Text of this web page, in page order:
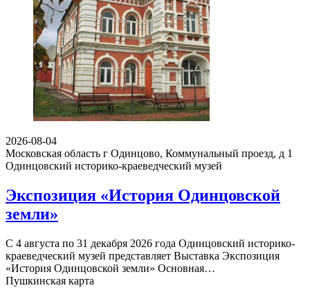
2026-08-04
Московская область г Одинцово, Коммунальный проезд, д 1
Одинцовский историко-краеведческий музей
Экспозиция «История Одинцовской
земли»
С 4 августа по 31 декабря 2026 года Одинцовский историко-
краеведческий музей представляет Выставка Экспозиция
«История Одинцовской земли» Основная…
Пушкинская карта